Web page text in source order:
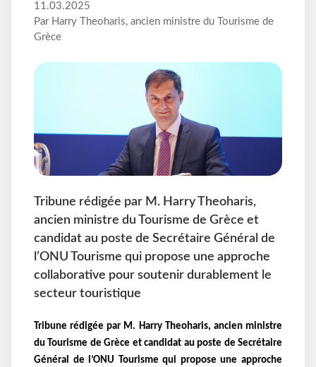
11.03.2025
Par Harry Theoharis, ancien ministre du Tourisme de
Grèce
Tribune rédigée par M. Harry Theoharis,
ancien ministre du Tourisme de Grèce et
candidat au poste de Secrétaire Général de
l’ONU Tourisme qui propose une approche
collaborative pour soutenir durablement le
secteur touristique
Tribune rédigée par M. Harry Theoharis, ancien ministre
du Tourisme de Grèce et candidat au poste de Secrétaire
Général de l’ONU Tourisme qui propose une approche